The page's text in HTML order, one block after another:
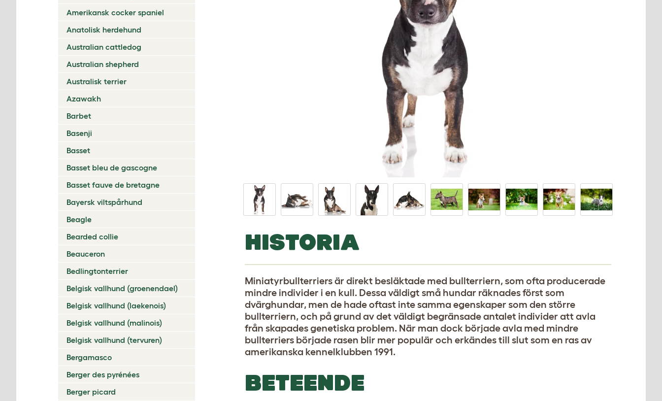
Amerikansk cocker spaniel
Anatolisk herdehund
Australian cattledog
Australian shepherd
Australisk terrier
Azawakh
Barbet
Basenji
Basset
Basset bleu de gascogne
Basset fauve de bretagne
Bayersk viltspårhund
Beagle
Bearded collie
Beauceron
Bedlingtonterrier
Belgisk vallhund (groenendael)
Belgisk vallhund (laekenois)
Belgisk vallhund (malinois)
Belgisk vallhund (tervuren)
Bergamasco
Berger des pyrénées
Berger picard
HISTORIA
Miniatyrbullterriers är direkt besläktade med bullterriern, som ofta producerade
mindre individer i en kull. Dessa väldigt små hundar räknades först som
dvärghundar, men de hade oftast inte samma egenskaper som den större
bullterriern, och på grund av det väldigt begränsade antalet individer att avla
från skapades genetiska problem. När man dock började avla med mindre
bullterriers började rasen blir mer populär och erkändes till slut som en ras av
amerikanska kennelklubben 1991.
BETEENDE